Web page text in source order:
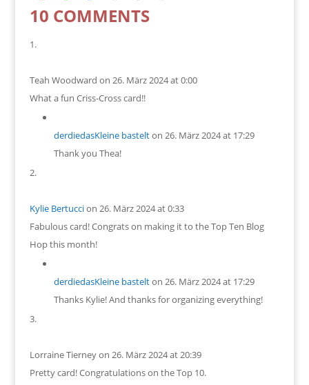
10 COMMENTS
Teah Woodward on 26. März 2024 at 0:00
What a fun Criss-Cross card!!
derdiedasKleine bastelton 26. März 2024 at 17:29
Thank you Thea!
Kylie Bertuccion 26. März 2024 at 0:33
Fabulous card! Congrats on making it to the Top Ten Blog
Hop this month!
derdiedasKleine bastelton 26. März 2024 at 17:29
Thanks Kylie! And thanks for organizing everything!
Lorraine Tierneyon 26. März 2024 at 20:39
Pretty card! Congratulations on the Top 10.